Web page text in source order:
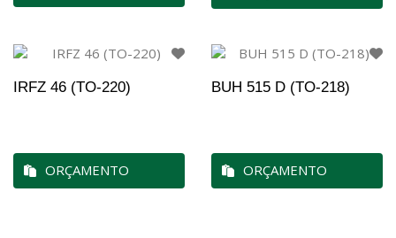
IRFZ 46 (TO-220)
ORÇAMENTO
BUH 515 D (TO-218)
ORÇAMENTO